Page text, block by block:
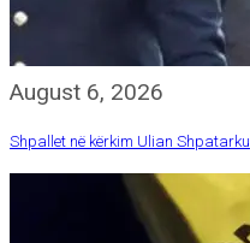
August 6, 2026
Shpallet në kërkim Ulian Shpatarku